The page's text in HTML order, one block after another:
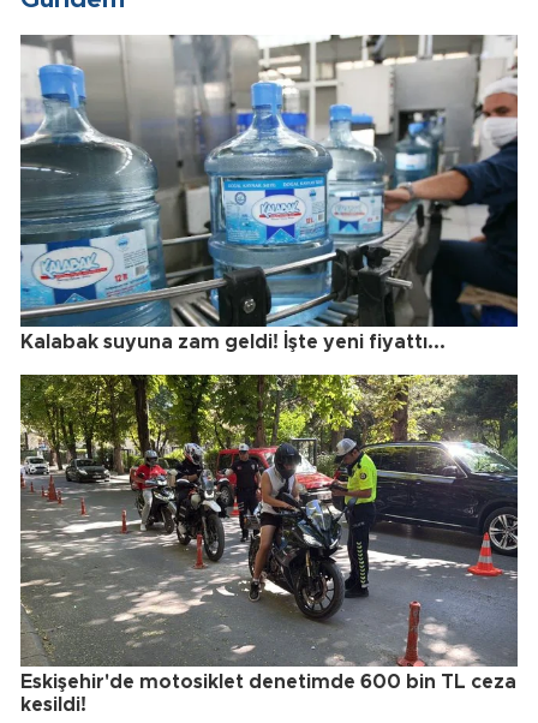
Kalabak suyuna zam geldi! İşte yeni fiyattı...
Eskişehir'de motosiklet denetimde 600 bin TL ceza
kesildi!